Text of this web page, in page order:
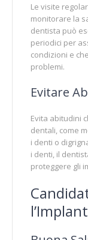
Le visite
monitorare la
dentista può
periodici per
condizioni e
problemi.
Evitare
Evita abitudini
dentali, come
i denti o
i denti, il
proteggere gli